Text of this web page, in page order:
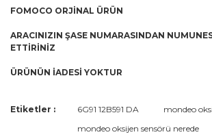
FOMOCO ORJİNAL ÜRÜN
ARACINIZIN ŞASE NUMARASINDAN
ETTİRİNİZ
ÜRÜNÜN İADESİ YOKTUR
Bu ürüne ilk yorumu siz yapın!
Bu ürünün fiyat bilgisi, resim, ürün
kullanarak tarafımıza iletebilirsiniz.
Etiketler : 6G91 12B591 DA
mondeo
mondeo oksijen sensörü nerede